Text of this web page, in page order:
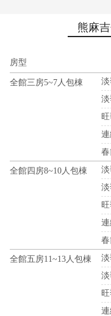
熊麻
房型
全館三房5~7人包棟 淡
淡
春
全館四房8~10人包棟 淡
淡
春
全館五房11~13人包棟 淡
淡